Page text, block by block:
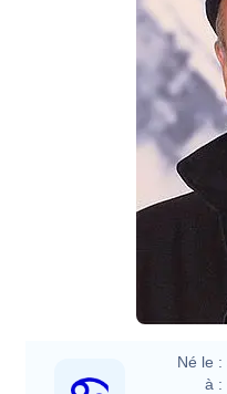
Né le :
à :